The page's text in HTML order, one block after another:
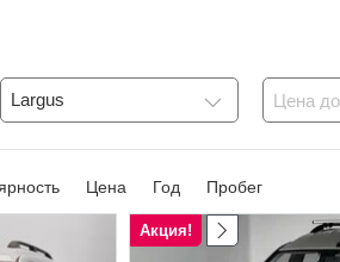
Largus Цена до
Цена Год Пробег
Акция!